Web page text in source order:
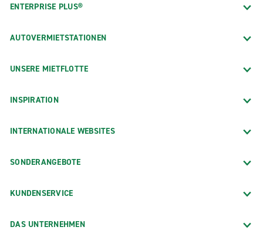
ENTERPRISE PLUS®
AUTOVERMIETSTATIONEN
UNSERE MIETFLOTTE
INSPIRATION
INTERNATIONALE WEBSITES
SONDERANGEBOTE
KUNDENSERVICE
DAS UNTERNEHMEN